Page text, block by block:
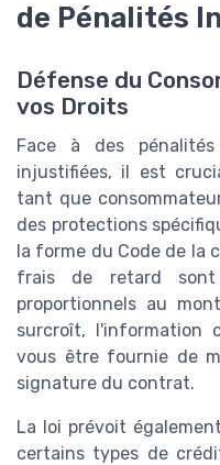
de Pénalités
Défense du
vos Droits
Face à des
injustifiées, il est
tant que
des protections
la forme du Code de la
frais de retard
proportionnels au
surcroît, l'information
vous être fournie de
signature du contrat.
La loi prévoit
certains types de